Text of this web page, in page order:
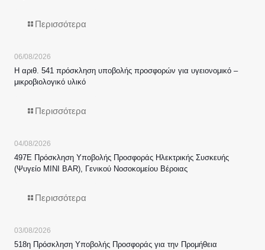
Περισσότερα
06/08/2026
Η αριθ. 541 πρόσκληση υποβολής προσφορών για υγειονομικό –
μικροβιολογικό υλικό
Περισσότερα
04/08/2026
497Ε Πρόσκληση Υποβολής Προσφοράς Ηλεκτρικής Συσκευής
(Ψυγείο MINI BAR), Γενικού Νοσοκομείου Βέροιας
Περισσότερα
03/08/2026
518η Πρόσκληση Υποβολής Προσφοράς για την Προμήθεια